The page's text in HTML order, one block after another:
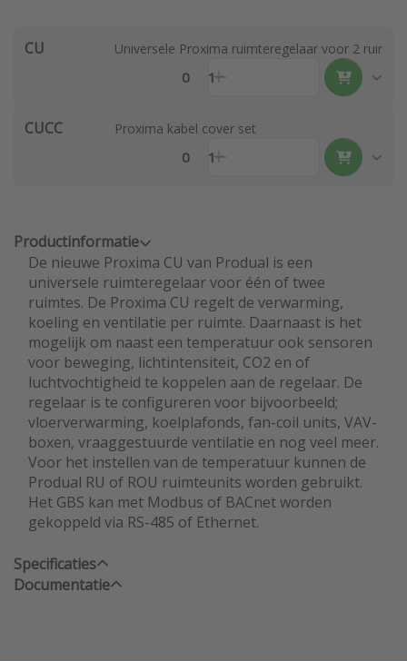
CU Universele Proxima ruimteregelaar voor 2
0 1
CUCC Proxima kabel cover set
0 1
Productinformatie
De nieuwe Proxima CU van Produal is een
universele ruimteregelaar voor één of twee
ruimtes. De Proxima CU regelt de verwarming,
koeling en ventilatie per ruimte. Daarnaast is het
mogelijk om naast een temperatuur ook sensoren
voor beweging, lichtintensiteit, CO2 en of
luchtvochtigheid te koppelen aan de regelaar. De
regelaar is te configureren voor bijvoorbeeld;
vloerverwarming, koelplafonds, fan-coil units, VAV-
boxen, vraaggestuurde ventilatie en nog veel meer.
Voor het instellen van de temperatuur kunnen de
Produal RU of ROU ruimteunits worden gebruikt.
Het GBS kan met Modbus of BACnet worden
gekoppeld via RS-485 of Ethernet.
Specificaties
Documentatie